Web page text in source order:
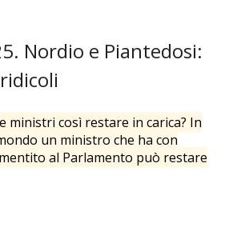
Nordio e Piantedosi:
ministri così restare in carica? In
un ministro che ha con
al Parlamento può restare